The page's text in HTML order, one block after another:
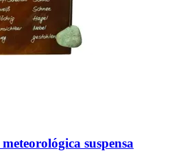
suspensa